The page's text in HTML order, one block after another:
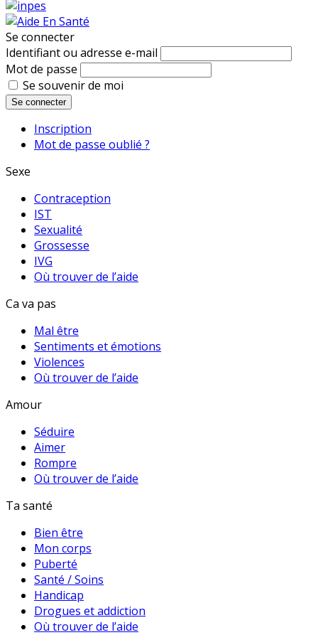
Se connecter
Identifiant ou adresse e-mail
Mot de passe
Se souvenir de moi
Se connecter
Inscription
Mot de passe oublié ?
Sexe
Contraception
IST
Sexualité
Grossesse
IVG
Où trouver de l’aide
Ca va pas
Mal être
Sentiments et émotions
Violences
Où trouver de l’aide
Amour
Séduire
Aimer
Rompre
Où trouver de l’aide
Ta santé
Bien être
Mon corps
Puberté
Santé / Soins
Handicap
Drogues et addiction
Où trouver de l’aide